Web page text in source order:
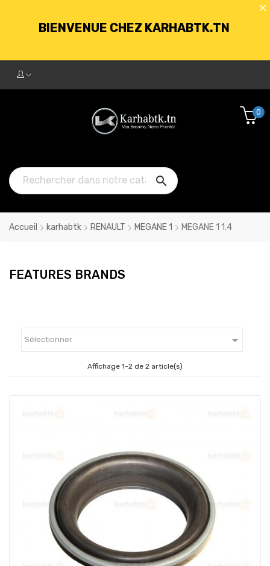
BIENVENUE CHEZ KARHABTK.TN
250DT D'ACHATS

0
Accueil karhabtk RENAULT MEGANE 1 MEGANE 1 1.4
FEATURES BRANDS
Sélectionner 
Affichage 1-2 de 2 article(s)